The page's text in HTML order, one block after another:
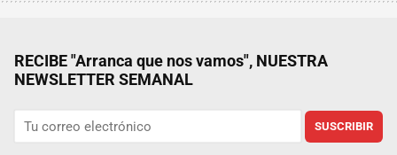
RECIBE "Arranca que nos vamos", NUESTRA
NEWSLETTER SEMANAL
SUSCRIBIR